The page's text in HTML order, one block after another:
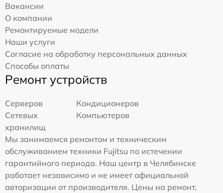
Вакансии
О компании
Ремонтируемые модели
Наши услуги
Согласие на обработку персональных данных
Способы оплаты
Ремонт устройств
Серверов
Кондиционеров
Сетевых
хранилищ
Компьютеров
Мы занимаемся ремонтом и техническим
обслуживанием техники Fujitsu по истечении
гарантийного периода. Наш центр в Челябинске
работает независимо и не имеет официальной
авторизации от производителя. Цены на ремонт,